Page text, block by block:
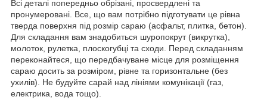
Всі деталі попередньо обрізані, просвердлені та
пронумеровані. Все, що вам потрібно підготувати це рівна
тверда поверхня під розмір сараю (асфальт, плитка, бетон).
Для складання вам знадобиться шуропокрут (викрутка),
молоток, рулетка, плоскогубці та сходи. Перед складанням
переконайтеся, що передбачуване місце для розміщення
сараю досить за розміром, рівне та горизонтальне (без
ухилів). Не будуйте сарай над лініями комунікації (газ,
електрика, вода тощо).